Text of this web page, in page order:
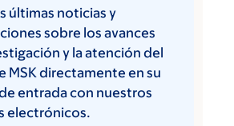
últimas noticias y
sobre los avances
y la atención del
MSK directamente en su
entrada con nuestros
electrónicos.